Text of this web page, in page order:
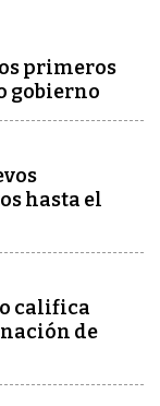
primeros
gobierno
hasta el
califica
de